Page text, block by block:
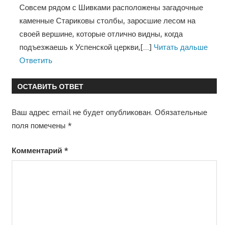
Совсем рядом с Шивками расположены загадочные
каменные Стариковы столбы, заросшие лесом на
своей вершине, которые отлично видны, когда
подъезжаешь к Успенской церкви,[...] Читать дальше
Ответить
ОСТАВИТЬ ОТВЕТ
Ваш адрес email не будет опубликован. Обязательные
поля помечены *
Комментарий *